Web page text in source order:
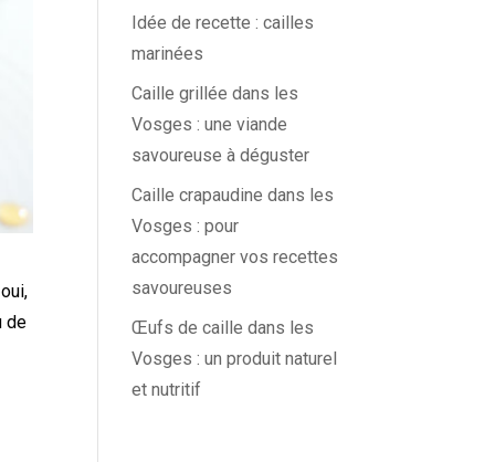
de
Idée de recette : cailles
marinées
Caille grillée dans les
Vosges : une viande
savoureuse à déguster
Caille crapaudine dans les
Vosges : pour
accompagner vos recettes
savoureuses
Œufs de caille dans les
Vosges : un produit naturel
et nutritif